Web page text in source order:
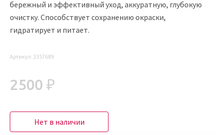
Нет в наличии
бережный и эффективный уход, аккуратную, глубокую
очистку. Способствует сохранению окраски,
гидратирует и питает.
Артикул: 2357689
2500 ₽